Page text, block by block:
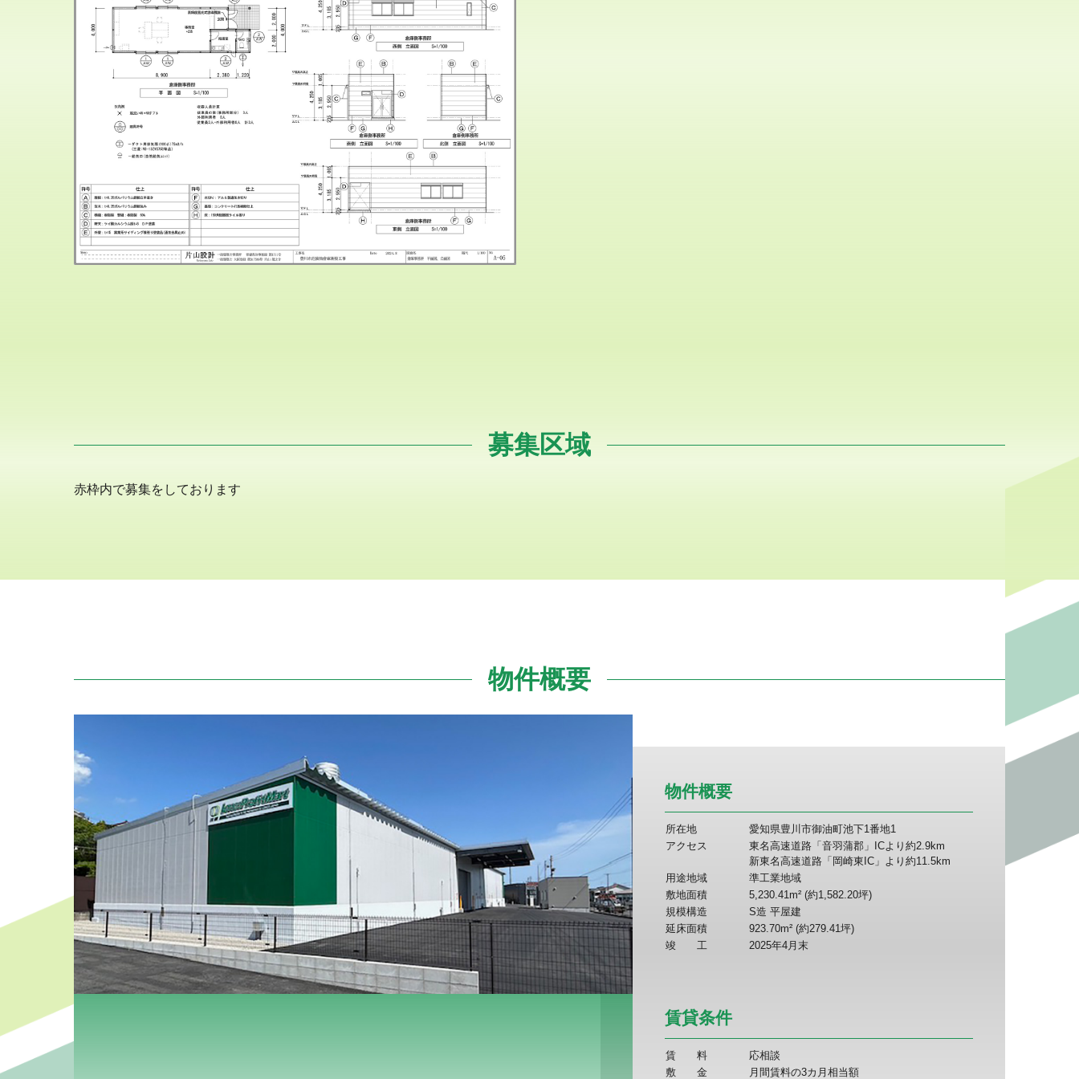
募集区域
赤枠内で募集をしております
物件概要
物件概要
所在地
愛知県豊川市御油町池下1番地1
アクセス
東名高速道路「音羽蒲郡」ICより約2.9km
新東名高速道路「岡崎東IC」より約11.5km
用途地域
準工業地域
敷地面積
5,230.41m² (約1,582.20坪)
規模構造
S造 平屋建
延床面積
923.70m² (約279.41坪)
竣 工 2025年4月末
賃貸条件
賃 料
応相談
敷 金 月間賃料の3カ月相当額